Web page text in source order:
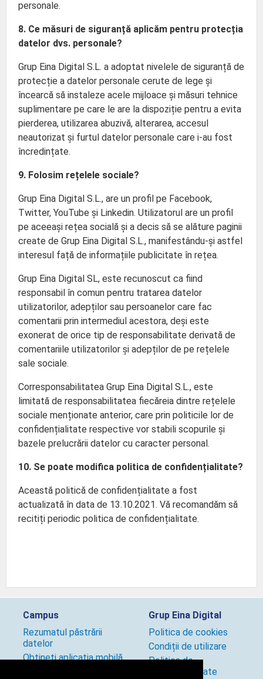
personale.
8. Ce măsuri de siguranță aplicăm pentru protecția
datelor dvs. personale?
Grup Eina Digital S.L. a adoptat nivelele de siguranță de
protecție a datelor personale cerute de lege și
încearcă să instaleze acele mijloace și măsuri tehnice
suplimentare pe care le are la dispoziție pentru a evita
pierderea, utilizarea abuzivă, alterarea, accesul
neautorizat și furtul datelor personale care i-au fost
încredințate.
9. Folosim rețelele sociale?
Grup Eina Digital S.L., are un profil pe Facebook,
Twitter, YouTube și Linkedin. Utilizatorul are un profil
pe aceeași rețea socială și a decis să se alăture paginii
create de Grup Eina Digital S.L., manifestându-și astfel
interesul față de informațiile publicitate în rețea.
Grup Eina Digital SL, este recunoscut ca fiind
responsabil în comun pentru tratarea datelor
utilizatorilor, adepților sau persoanelor care fac
comentarii prin intermediul acestora, deși este
exonerat de orice tip de responsabilitate derivată de
comentariile utilizatorilor și adepților de pe rețelele
sale sociale.
Corresponsabilitatea Grup Eina Digital S.L., este
limitată de responsabilitatea fiecăreia dintre rețelele
sociale menționate anterior, care prin politicile lor de
confidențialitate respective vor stabili scopurile și
bazele prelucrării datelor cu caracter personal.
10. Se poate modifica politica de confidențialitate?
Această politică de confidențialitate a fost
actualizată în data de 13.10.2021. Vă recomandăm să
recitiți periodic politica de confidențialitate.
Campus
Rezumatul păstrării
datelor
Obțineți aplicația mobilă
Grup Eina Digital
Politica de cookies
Condiții de utilizare
Politica de
confidențialitate